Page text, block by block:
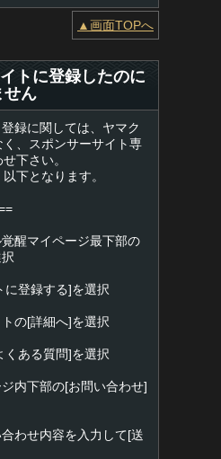
▲画面TOPへ
トに登録したのに
せん
録に関しては、ヤマク
、スポンサーサイト専
下さい。
下となります。
醒マイページ最下部の
に登録する]を選択
の[詳細へ]を選択
くある質問]を選択
内下部の[お問い合わせ]
わせ内容を入力して[送